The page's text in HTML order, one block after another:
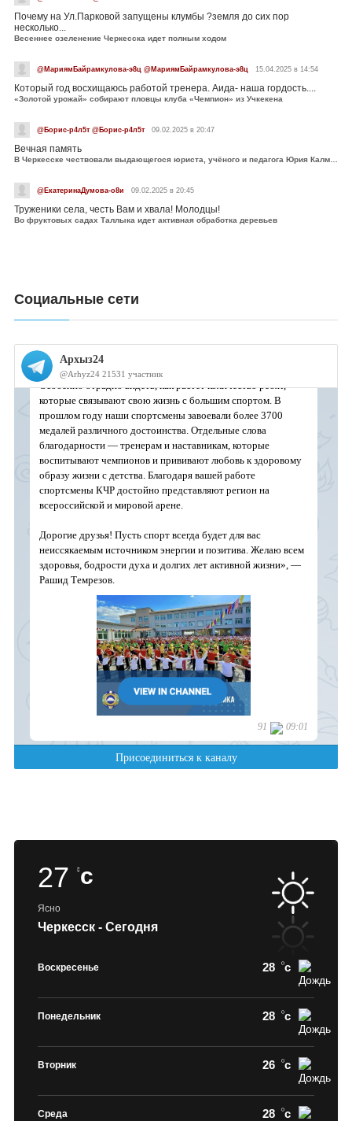
Почему на Ул.Парковой запущены клумбы ?земля до сих пор
несколько...
Весеннее озеленение Черкесска идет полным ходом
@МариямБайрамкулова-э8ц @МариямБайрамкулова-э8ц 15.04.2025 в 14:54
Который год восхищаюсь работой тренера. Аида- наша гордость....
«Золотой урожай» собирают пловцы клуба «Чемпион» из Учкекена
@Борис-р4л5т @Борис-р4л5т 09.02.2025 в 20:47
Вечная память
В Черкесске чествовали выдающегося юриста, учёного и педагога Юрия Калмыкова
@ЕкатеринаДумова-о8и 09.02.2025 в 20:45
Труженики села, честь Вам и хвала! Молодцы!
Во фруктовых садах Таллыка идет активная обработка деревьев
Социальные сети
27 c
Ясно
Черкесск - Сегодня
Воскресенье 28 c
Понедельник 28 c
Вторник 26 c
Среда 28 c